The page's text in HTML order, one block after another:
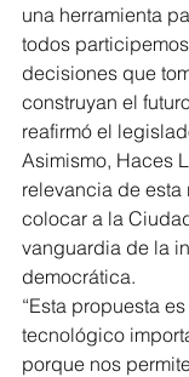
una herramienta
todos
decisiones que
construyan el
reafirmó el
Asimismo, Haces
relevancia de esta
colocar a la
vanguardia de la
democrática.
“Esta propuesta
tecnológico
porque nos